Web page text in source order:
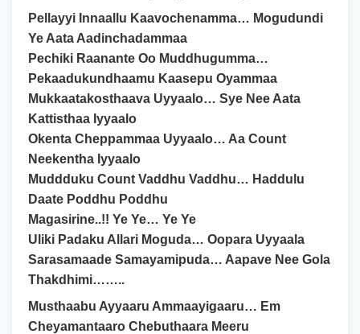
Pellayyi Innaallu Kaavochenamma… Mogudundi
Ye Aata Aadinchadammaa
Pechiki Raanante Oo Muddhugumma…
Pekaadukundhaamu Kaasepu Oyammaa
Mukkaatakosthaava Uyyaalo… Sye Nee Aata
Kattisthaa Iyyaalo
Okenta Cheppammaa Uyyaalo… Aa Count
Neekentha Iyyaalo
Muddduku Count Vaddhu Vaddhu… Haddulu
Daate Poddhu Poddhu
Magasirine..!! Ye Ye… Ye Ye
Uliki Padaku Allari Moguda… Oopara Uyyaala
Sarasamaade Samayamipuda… Aapave Nee Gola
Thakdhimi……..
Musthaabu Ayyaaru Ammaayigaaru… Em
Cheyamantaaro Chebuthaara Meeru